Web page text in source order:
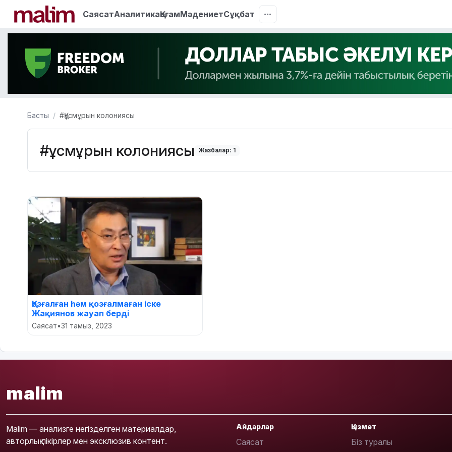
СаясатАналитикаҚоғамМәдениетСұқбат
Басты #Құсмұрын колониясы
#Құсмұрын колониясы Жазбалар: 1
Қозғалған һәм қозғалмаған іске
Жақиянов жауап берді
Саясат•31 тамыз, 2023
malim
Malim — анализге негізделген материалдар,
авторлық пікірлер мен эксклюзив контент.
Айдарлар
Саясат
Қызмет
Біз туралы